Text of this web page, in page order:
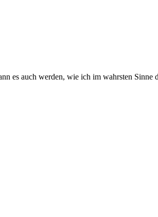
es auch werden, wie ich im wahrsten Sinne